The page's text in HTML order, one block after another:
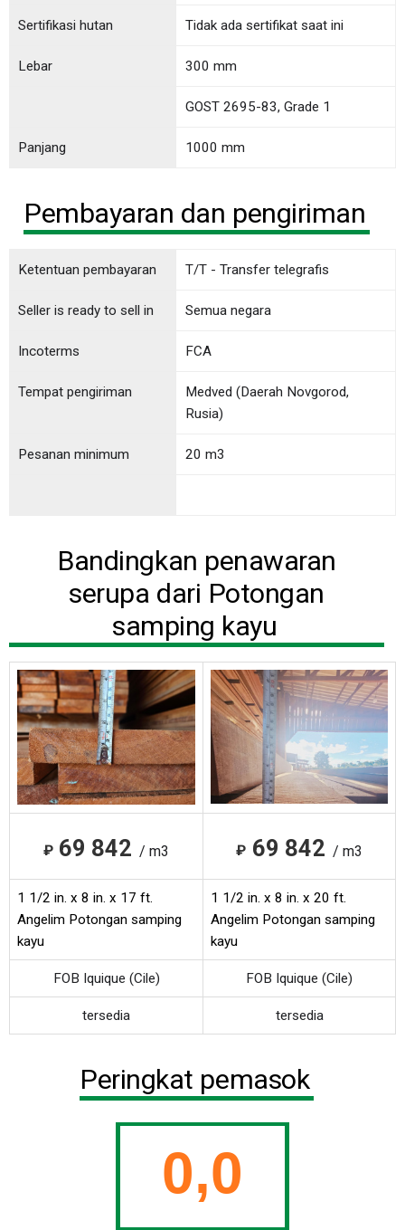
Sertifikasi hutan Tidak ada sertifikat saat ini
Lebar 300 mm
GOST 2695-83, Grade 1
Panjang 1000 mm
Pembayaran dan pengiriman
Ketentuan pembayaran T/T - Transfer telegrafis
Incoterms FCA
Pesanan minimum 20 m3
Seller is ready to sell in Semua negara
Tempat pengiriman
Medved (Daerah Novgorod,
Rusia)
Bandingkan penawaran
serupa dari Potongan
samping kayu
₽ 69 842 / m3 ₽ 69 842 / m3
1 1/2 in. x 8 in. x 17 ft.
Angelim Potongan samping
kayu
1 1/2 in. x 8 in. x 20 ft.
Angelim Potongan samping
kayu
FOB Iquique (Cile) FOB Iquique (Cile)
tersedia tersedia
Peringkat pemasok
0,0